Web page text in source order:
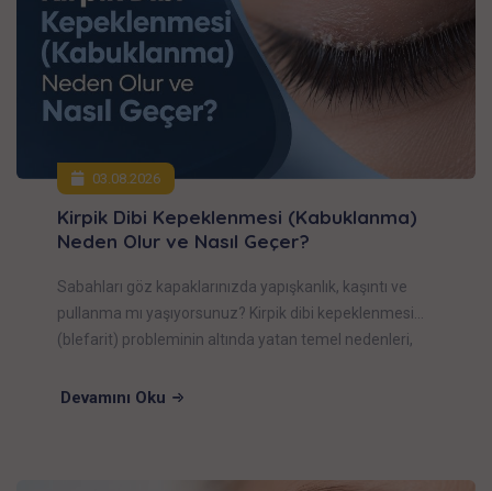
03.08.2026
Kirpik Dibi Kepeklenmesi (Kabuklanma)
Neden Olur ve Nasıl Geçer?
Sabahları göz kapaklarınızda yapışkanlık, kaşıntı ve
pullanma mı yaşıyorsunuz? Kirpik dibi kepeklenmesi
(blefarit) probleminin altında yatan temel nedenleri,
kalıcı çözüm sunan profesyonel klinik servi
Devamını Oku